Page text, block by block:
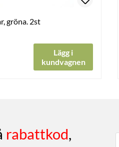
gröna. 2st
Lägg i
kundvagnen
rabattkod,